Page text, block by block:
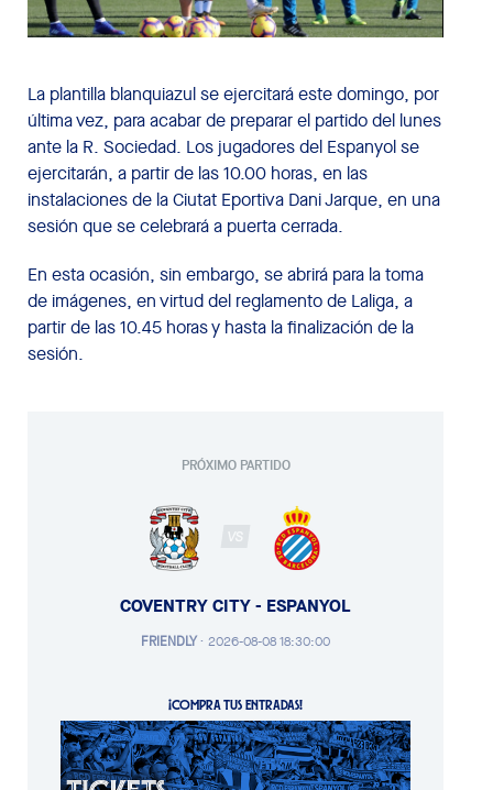
La plantilla blanquiazul se ejercitará este domingo, por
última vez, para acabar de preparar el partido del lunes
ante la R. Sociedad. Los jugadores del Espanyol se
ejercitarán, a partir de las 10.00 horas, en las
instalaciones de la Ciutat Eportiva Dani Jarque, en una
sesión que se celebrará a puerta cerrada.
En esta ocasión, sin embargo, se abrirá para la toma
de imágenes, en virtud del reglamento de Laliga, a
partir de las 10.45 horas y hasta la finalización de la
sesión.
PRÓXIMO PARTIDO
VS
COVENTRY CITY - ESPANYOL
FRIENDLY· 2026-08-08 18:30:00
¡COMPRA TUS ENTRADAS!